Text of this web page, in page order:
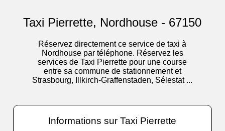
Taxi Pierrette, Nordhouse - 67150
Réservez directement ce service de taxi à
Nordhouse par téléphone. Réservez les
services de Taxi Pierrette pour une course
entre sa commune de stationnement et
Strasbourg, Illkirch-Graffenstaden, Sélestat ...
Informations sur Taxi Pierrette